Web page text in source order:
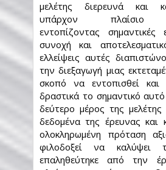
μελέτης διερευνά και
υπάρχον πλαίσιο
εντοπίζοντας σημαντικές
συνοχή και
ελλείψεις αυτές
την διεξαγωγή μιας
σκοπό να εντοπισθεί και
δραστικά το σημαντικό
δεύτερο μέρος της
δεδομένα της έρευνας και
ολοκληρωμένη πρόταση
φιλοδοξεί να
επαληθεύτηκε από την